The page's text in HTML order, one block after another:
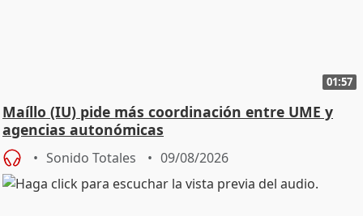
01:57
Maíllo (IU) pide más coordinación entre UME y
agencias autonómicas
Sonido Totales 09/08/2026